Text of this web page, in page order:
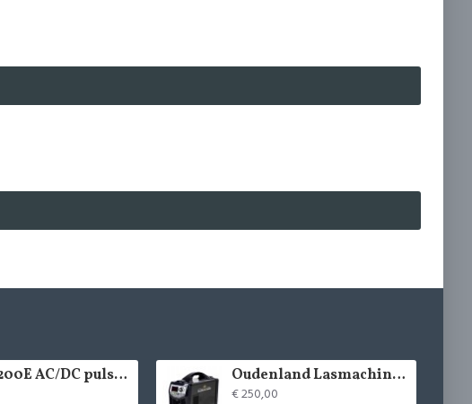
ou-tig200E AC/DC pulse tig lasmachines Oudenland Lasmachine Ou-250Arc
€ 250,00